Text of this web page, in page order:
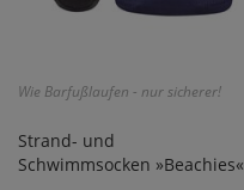
Wie Barfußlaufen - nur sicherer!
Strand- und
Schwimmsocken »Beachies«